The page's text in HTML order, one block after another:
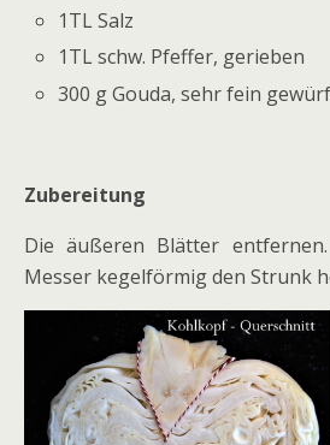
1TL Salz
1TL schw. Pfeffer, gerieben
300 g Gouda, sehr fein
Zubereitung
Die äußeren Blätter
Messer kegelförmig den Strunk